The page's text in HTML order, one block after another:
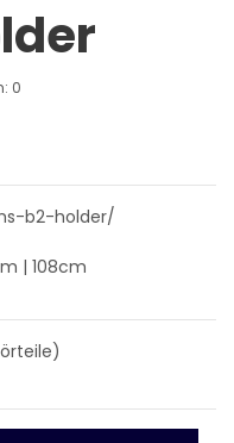
0
b2-holder/
| 108cm